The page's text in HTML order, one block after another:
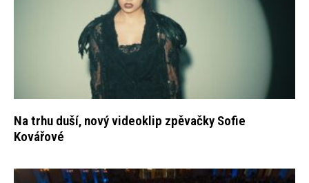
Na trhu duší, nový videoklip zpěvačky Sofie
Kovářové